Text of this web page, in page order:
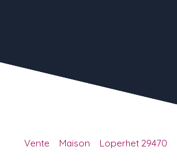
Vente Maison Loperhet 29470